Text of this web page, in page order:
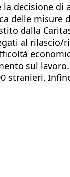
decisione di
delle misure
dalla
al rilascio/
sul
stranieri.